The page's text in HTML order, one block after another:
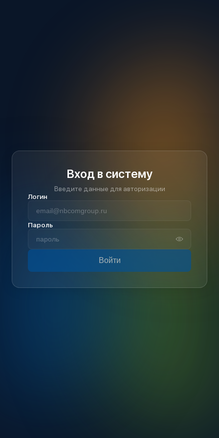
Вход в систему
Введите данные для авторизации
Логин
Пароль
Войти